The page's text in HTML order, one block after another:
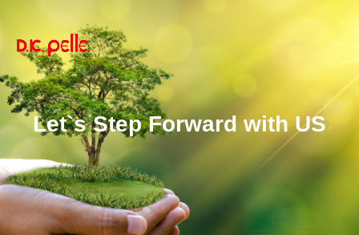
Let`s Step Forward with US